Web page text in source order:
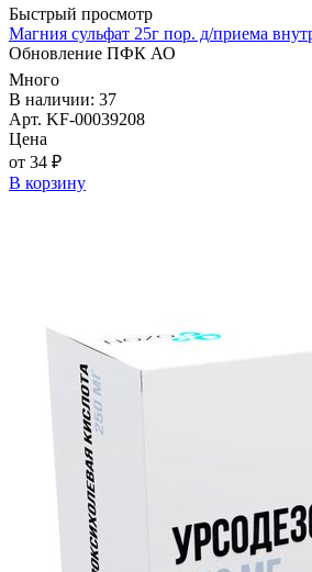
Быстрый просмотр
Магния сульфат 25г пор. д/приема
Обновление ПФК АО
Много
В наличии: 37
Арт. KF-00039208
Цена
от 34 ₽
В корзину